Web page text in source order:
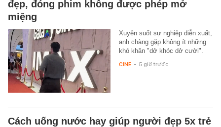
đẹp, đóng phim không được phép mở
miệng
Xuyên suốt sự nghiệp diễn xuất,
anh chàng gặp không ít những
khó khăn "dở khóc dở cười".
CINE - 5 giờ trước
Cách uống nước hay giúp người đẹp 5x trẻ